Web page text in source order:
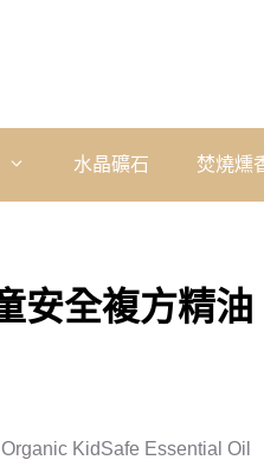
水晶礦石 焚燒燻
安全複方精
KidSafe Essential Oil